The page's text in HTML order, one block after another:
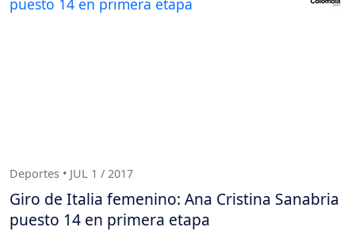
Deportes • JUL 1 / 2017
Giro de Italia femenino: Ana Cristina Sanabria
puesto 14 en primera etapa